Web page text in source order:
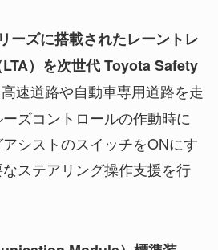
ーズに搭載されたレーントレ
）を次世代 Toyota Safety
高速道路や自動車専用道路を走
ズコントロールの作動時に
シストのスイッチをONにす
ステアリング操作支援を行